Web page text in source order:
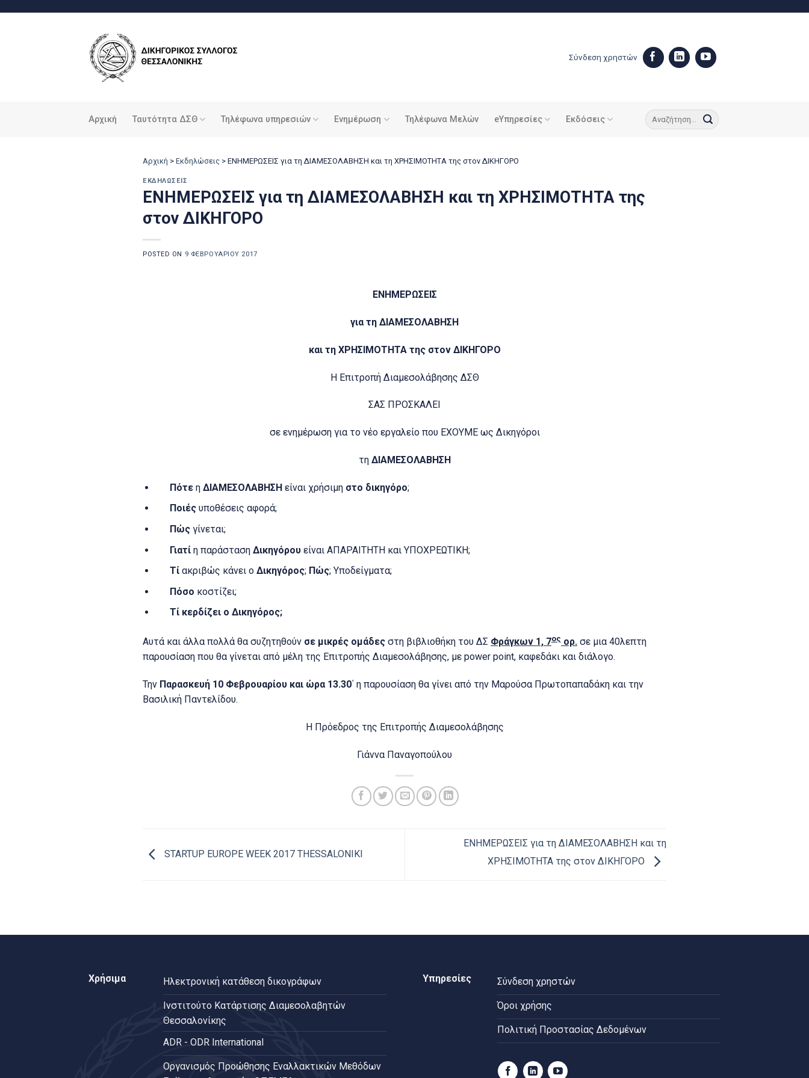
Σύνδεση χρηστών
Αρχική Ταυτότητα ΔΣΘ Τηλέφωνα υπηρεσιών Ενημέρωση Τηλέφωνα Μελών eΥπηρεσίες Εκδόσεις
Αρχική > Εκδηλώσεις > ΕΝΗΜΕΡΩΣΕΙΣ για τη ΔΙΑΜΕΣΟΛΑΒΗΣΗ και τη ΧΡΗΣΙΜΟΤΗΤΑ της στον ΔΙΚΗΓΟΡΟ
ΕΚΔΗΛΏΣΕΙΣ
ΕΝΗΜΕΡΩΣΕΙΣ για τη ΔΙΑΜΕΣΟΛΑΒΗΣΗ και τη ΧΡΗΣΙΜΟΤΗΤΑ της
στον ΔΙΚΗΓΟΡΟ
POSTED ON 9 ΦΕΒΡΟΥΑΡΊΟΥ 2017
ΕΝΗΜΕΡΩΣΕΙΣ
για τη ΔΙΑΜΕΣΟΛΑΒΗΣΗ
και τη ΧΡΗΣΙΜΟΤΗΤΑ της στον ΔΙΚΗΓΟΡΟ
H Επιτροπή Διαμεσολάβησης ΔΣΘ
ΣΑΣ ΠΡΟΣΚΑΛΕΙ
σε ενημέρωση για το νέο εργαλείο που ΕΧΟΥΜΕ ως Δικηγόροι
τη ΔΙΑΜΕΣΟΛΑΒΗΣΗ
Πότεη ΔΙΑΜΕΣΟΛΑΒΗΣΗείναι χρήσιμη στο δικηγόρο;
Ποιέςυποθέσεις αφορά;
Πώςγίνεται;
Γιατίη παράσταση Δικηγόρουείναι ΑΠΑΡΑΙΤΗΤΗ και ΥΠΟΧΡΕΩΤΙΚΗ;
Τίακριβώς κάνει ο Δικηγόρος; Πώς; Υποδείγματα;
Πόσο κοστίζει;
Τί κερδίζει ο Δικηγόρος;
Αυτά και άλλα πολλά θα συζητηθούν σε μικρές ομάδες στη βιβλιοθήκη του ΔΣ Φράγκων 1, 7ος ορ. σε μια 40λεπτη
παρουσίαση που θα γίνεται από μέλη της Επιτροπής Διαμεσολάβησης, με power point, καφεδάκι και διάλογο.
Την Παρασκευή 10 Φεβρουαρίου και ώρα 13.30΄ η παρουσίαση θα γίνει από την Μαρούσα Πρωτοπαπαδάκη και την
Βασιλική Παντελίδου.
Η Πρόεδρος της Επιτροπής Διαμεσολάβησης
Γιάννα Παναγοπούλου
STARTUP EUROPE WEEK 2017 THESSALONIKI
ΕΝΗΜΕΡΩΣΕΙΣ για τη ΔΙΑΜΕΣΟΛΑΒΗΣΗ και τη
ΧΡΗΣΙΜΟΤΗΤΑ της στον ΔΙΚΗΓΟΡΟ
Χρήσιμα Ηλεκτρονική κατάθεση δικογράφων
Ινστιτούτο Κατάρτισης Διαμεσολαβητών
Θεσσαλονίκης
ADR - ODR International
Oργανισμός Προώθησης Εναλλακτικών Μεθόδων
Υπηρεσίες Σύνδεση χρηστών
Όροι χρήσης
Πολιτική Προστασίας Δεδομένων